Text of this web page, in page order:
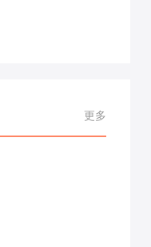
更多